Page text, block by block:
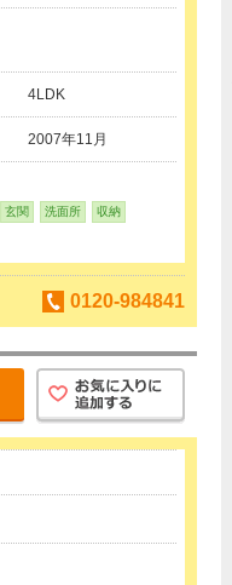
4LDK
2007年11月
玄関 洗面所 収納
0120-984841